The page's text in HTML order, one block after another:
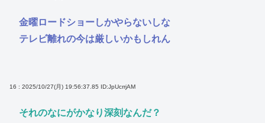
金曜ロードショーしかやらないしな
テレビ離れの今は厳しいかもしれん
16 : 2025/10/27(月) 19:56:37.85 ID:JpUcrrjAM
それのなにがかなり深刻なんだ？